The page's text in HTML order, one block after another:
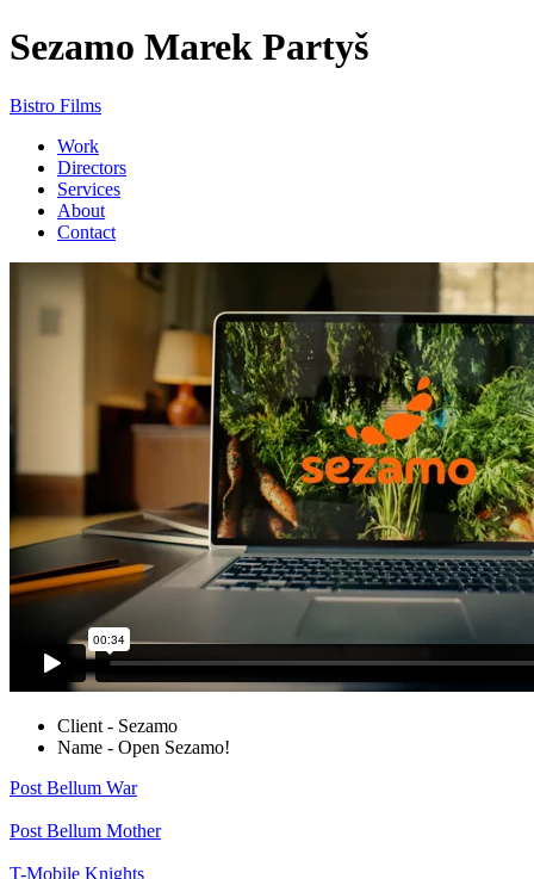
Sezamo Marek Partyš
Bistro Films
Work
Directors
Services
About
Contact
Client - Sezamo
Name - Open Sezamo!
Post Bellum War
Post Bellum Mother
T-Mobile Knights